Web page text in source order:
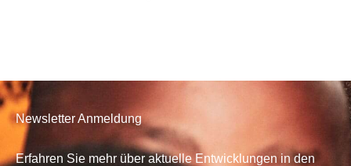
Newsletter Anmeldung
Erfahren Sie mehr über aktuelle Entwicklungen in den